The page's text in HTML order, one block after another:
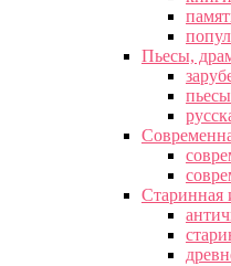
Пьесы,
Старинная